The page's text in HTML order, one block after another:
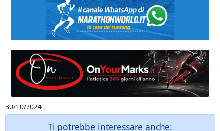
30/10/2024
Ti potrebbe interessare anche: